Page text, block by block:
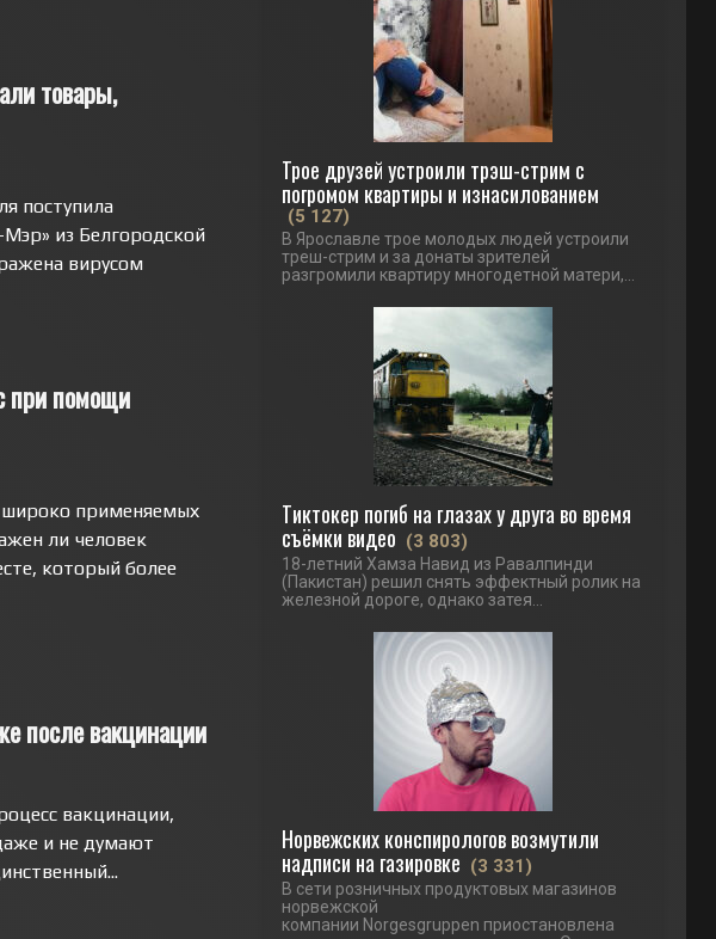
товары,
поступила
из Белгородской
вирусом
при помощи
широко применяемых
ли человек
который более
после вакцинации
вакцинации,
и не думают
Трое друзей устроили трэш-стрим с
погромом квартиры и изнасилованием
(5 127)
В Ярославле трое молодых людей устроили
треш-стрим и за донаты зрителей
разгромили квартиру многодетной матери,...
Тиктокер погиб на глазах у друга во время
съёмки видео (3 803)
18-летний Хамза Навид из Равалпинди
(Пакистан) решил снять эффектный ролик на
железной дороге, однако затея...
Норвежских конспирологов возмутили
надписи на газировке (3 331)
В сети розничных продуктовых магазинов
норвежской
компании Norgesgruppen приостановлена